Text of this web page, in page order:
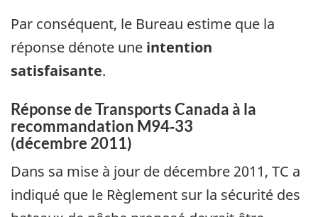
Par conséquent, le Bureau estime que la
réponse dénote une intention
satisfaisante.
Réponse de Transports Canada à la
recommandation M94‑33
(décembre 2011)
Dans sa mise à jour de décembre 2011, TC a
indiqué que le Règlement sur la sécurité des